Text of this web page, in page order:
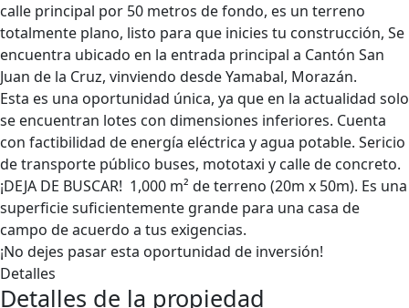
calle principal por 50 metros de fondo, es un terreno
totalmente plano, listo para que inicies tu construcción, Se
encuentra ubicado en la entrada principal a Cantón San
Juan de la Cruz, vinviendo desde Yamabal, Morazán.
Esta es una oportunidad única, ya que en la actualidad solo
se encuentran lotes con dimensiones inferiores. Cuenta
con factibilidad de energía eléctrica y agua potable. Sericio
de transporte público buses, mototaxi y calle de concreto.
¡DEJA DE BUSCAR! 1,000 m² de terreno (20m x 50m). Es una
superficie suficientemente grande para una casa de
campo de acuerdo a tus exigencias.
¡No dejes pasar esta oportunidad de inversión!
Detalles
Detalles de la propiedad